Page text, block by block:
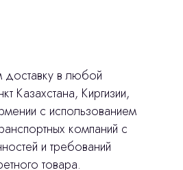
в любой
Казахстана, Киргизии,
с использованием
компаний с
и требований
товара.